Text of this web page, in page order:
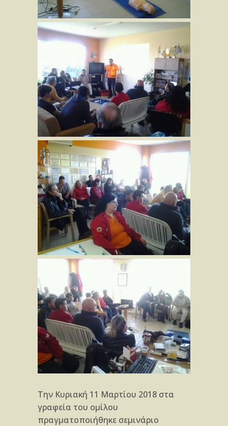
Την Κυριακή 11 Μαρτίου 2018 στα
γραφεία του ομίλου
πραγματοποιήθηκε σεμινάριο